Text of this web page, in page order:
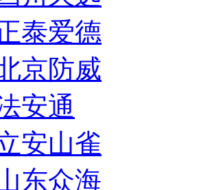
泰爱德
京防威
安通
安山雀
东众海